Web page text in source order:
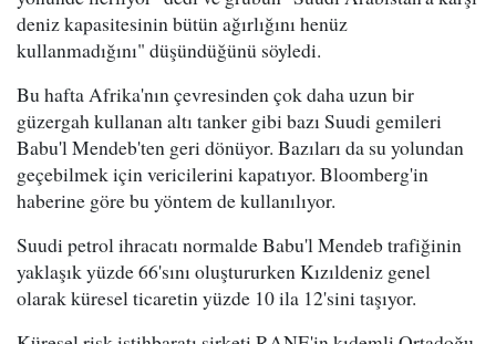
deniz kapasitesinin bütün ağırlığını henüz
kullanmadığını" düşündüğünü söyledi.
Bu hafta Afrika'nın çevresinden çok daha uzun bir
güzergah kullanan altı tanker gibi bazı Suudi gemileri
Babu'l Mendeb'ten geri dönüyor. Bazıları da su yolundan
geçebilmek için vericilerini kapatıyor. Bloomberg'in
haberine göre bu yöntem de kullanılıyor.
Suudi petrol ihracatı normalde Babu'l Mendeb trafiğinin
yaklaşık yüzde 66'sını oluştururken Kızıldeniz genel
olarak küresel ticaretin yüzde 10 ila 12'sini taşıyor.